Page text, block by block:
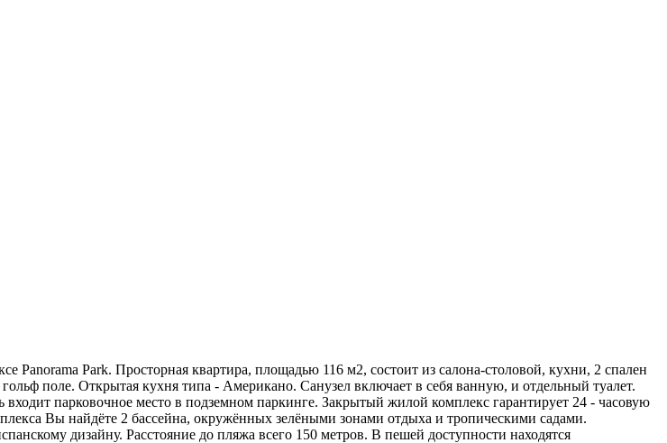
Park. Просторная квартира, площадью 116 м2, состоит из салона-столовой, кухни, 2 спален
поле. Открытая кухня типа - Американо. Санузел включает в себя ванную, и отдельный туалет.
парковочное место в подземном паркинге. Закрытый жилой комплекс гарантирует 24 - часовую
Вы найдёте 2 бассейна, окружённых зелёными зонами отдыха и тропическими садами.
дизайну. Расстояние до пляжа всего 150 метров. В пешей доступности находятся